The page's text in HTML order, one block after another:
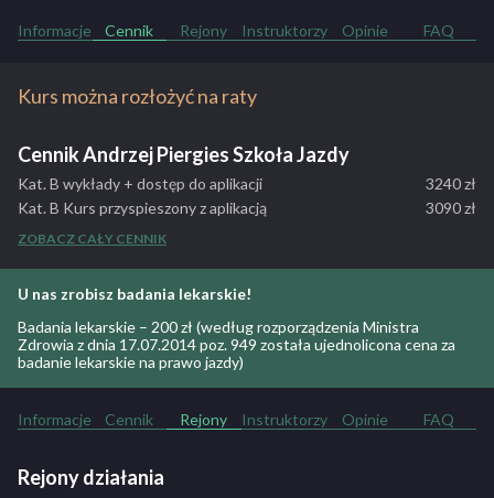
posiadamy wysoką zdawalność podczas egzaminów państwowych
sale wykładowe kompletnie wyposażone
Robiąc kurs w naszej Szkole staniesz się dobrym
ZOBACZ PEŁNY OPIS SZKOŁY
Informacje Cennik Rejony Instruktorzy Opinie FAQ
Kurs można rozłożyć na raty
Cennik Andrzej Piergies Szkoła Jazdy
Kat. B wykłady + dostęp do aplikacji
3240 zł
Kat. B Kurs przyspieszony z aplikacją
3090 zł
Kat. B Kurs weekendowy
Kat. B Kurs super ekspres jazdy w 2 tygodnie
Kat. B 1 godz. dod Toyota Kia rio
Kat. B Hyundai i20
95 zł
Kat. A1, A2
2590 zł
Kat. A bez teorii
ZOBACZ CAŁY CENNIK
U nas zrobisz badania lekarskie!
Badania lekarskie – 200 zł (według rozporządzenia Ministra
Zdrowia z dnia 17.07.2014 poz. 949 została ujednolicona cena za
badanie lekarskie na prawo jazdy)
Informacje Cennik Rejony Instruktorzy Opinie FAQ
Rejony działania